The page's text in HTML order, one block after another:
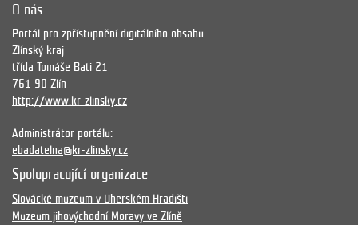
O nás
Portál pro zpřístupnění digitálního obsahu
Zlínský kraj
třída Tomáše Bati 21
761 90 Zlín
http://www.kr-zlinsky.cz
Administrátor portálu:
ebadatelna@kr-zlinsky.cz
Spolupracující organizace
Slovácké muzeum v Uherském Hradišti
Muzeum jihovýchodní Moravy ve Zlíně